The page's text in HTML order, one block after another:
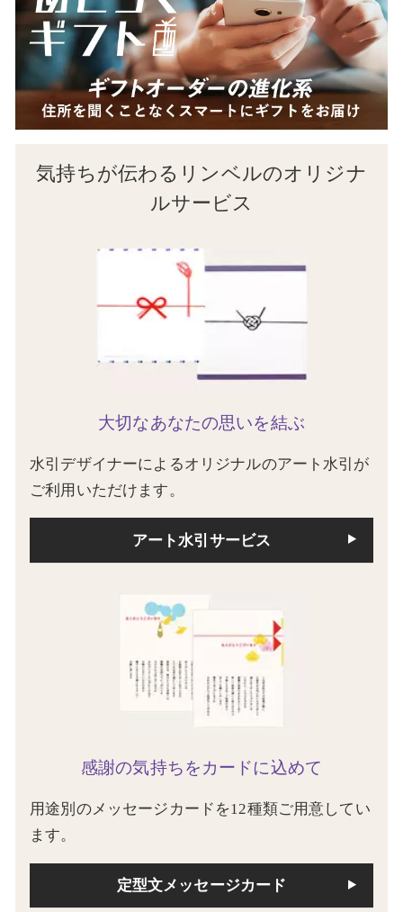
気持ちが伝わるリンベルのオリジナ
ルサービス
大切なあなたの思いを結ぶ
水引デザイナーによるオリジナルのアート水引が
ご利用いただけます。
アート水引サービス
感謝の気持ちをカードに込めて
用途別のメッセージカードを12種類ご用意してい
ます。
定型文メッセージカード